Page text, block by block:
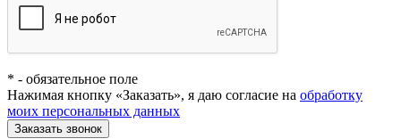
* - обязательное поле
Нажимая кнопку «Заказать», я даю согласие на обработку
моих персональных данных
Заказать звонок